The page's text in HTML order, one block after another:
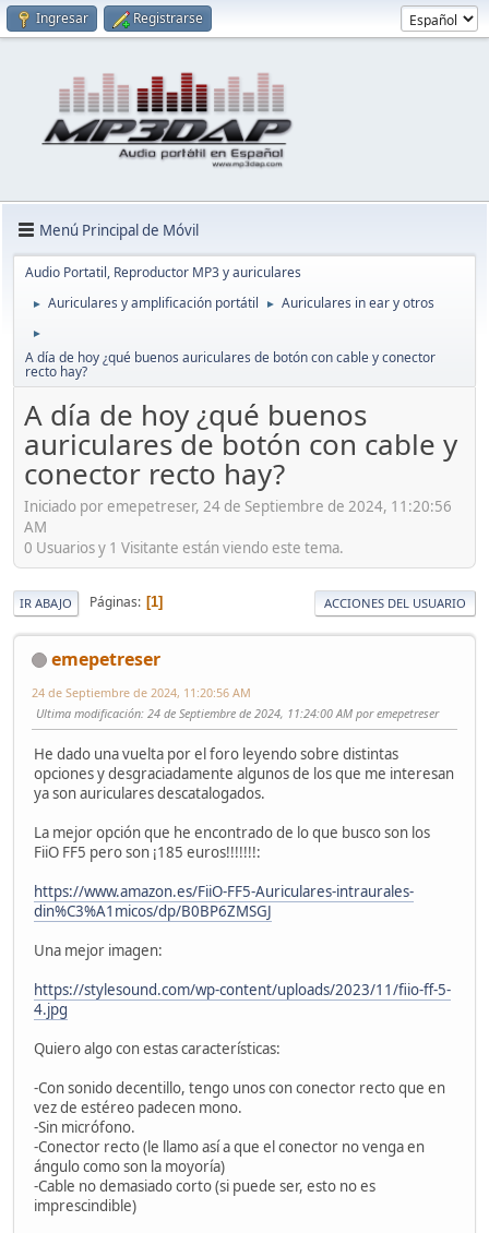
Ingresar Registrarse
Menú Principal de Móvil
Audio Portatil, Reproductor MP3 y auriculares
► Auriculares y amplificación portátil ► Auriculares in ear y otros
►
A día de hoy ¿qué buenos auriculares de botón con cable y conector
recto hay?
A día de hoy ¿qué buenos
auriculares de botón con cable y
conector recto hay?
Iniciado por emepetreser, 24 de Septiembre de 2024, 11:20:56
AM
0 Usuarios y 1 Visitante están viendo este tema.
IR ABAJO Páginas 1 ACCIONES DEL USUARIO
emepetreser
24 de Septiembre de 2024, 11:20:56 AM
Ultima modificación: 24 de Septiembre de 2024, 11:24:00 AM por emepetreser
He dado una vuelta por el foro leyendo sobre distintas
opciones y desgraciadamente algunos de los que me interesan
ya son auriculares descatalogados.
La mejor opción que he encontrado de lo que busco son los
FiiO FF5 pero son ¡185 euros!!!!!!!:
https://www.amazon.es/FiiO-FF5-Auriculares-intraurales-
din%C3%A1micos/dp/B0BP6ZMSGJ
Una mejor imagen:
https://stylesound.com/wp-content/uploads/2023/11/fiio-ff-5-
4.jpg
Quiero algo con estas características:
-Con sonido decentillo, tengo unos con conector recto que en
vez de estéreo padecen mono.
-Sin micrófono.
-Conector recto (le llamo así a que el conector no venga en
ángulo como son la moyoría)
-Cable no demasiado corto (si puede ser, esto no es
imprescindible)